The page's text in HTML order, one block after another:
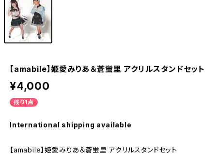
【amabile】姫愛みりあ＆蒼蛍里 アクリルスタンドセット
¥4,000
残り1点
International shipping available
【amabile】姫愛みりあ＆蒼蛍里 アクリルスタンドセット